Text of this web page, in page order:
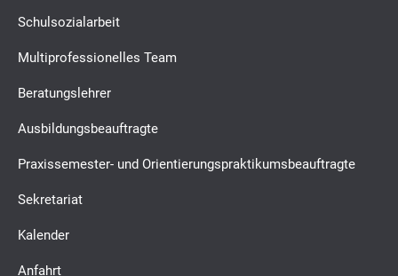
Schulsozialarbeit
Multiprofessionelles Team
Beratungslehrer
Ausbildungsbeauftragte
Praxissemester- und Orientierungspraktikumsbeauftragte
Sekretariat
Kalender
Anfahrt